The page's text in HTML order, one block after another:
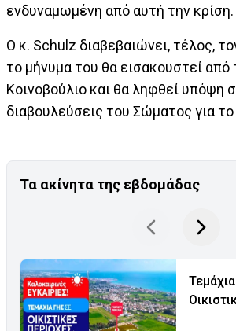
ενδυναμωμένη από αυτή την κρίση.
Ο κ. Schulz διαβεβαιώνει, τέλος,
το μήνυμα του θα εισακουστεί
Κοινοβούλιο και θα ληφθεί υπόψη
διαβουλεύσεις του Σώματος για
Τα ακίνητα της εβδομάδας